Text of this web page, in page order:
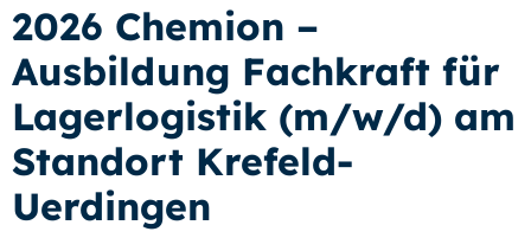
2026 Chemion –
Ausbildung Fachkraft für
Lagerlogistik (m/w/d) am
Standort Krefeld-
Uerdingen